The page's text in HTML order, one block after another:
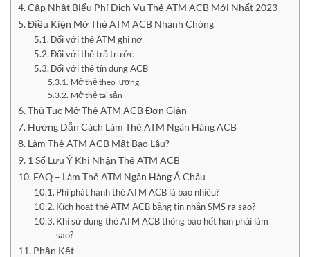
Cập Nhật Biểu Phí Dịch Vụ Thẻ ATM ACB Mới Nhất 2023
Điều Kiện Mở Thẻ ATM ACB Nhanh Chóng
Đối với thẻ ATM ghi nợ
Đối với thẻ trả trước
Đối với thẻ tín dụng ACB
Mở thẻ theo lương
Mở thẻ tài sản
Thủ Tục Mở Thẻ ATM ACB Đơn Giản
Hướng Dẫn Cách Làm Thẻ ATM Ngân Hàng ACB
Làm Thẻ ATM ACB Mất Bao Lâu?
1 Số Lưu Ý Khi Nhận Thẻ ATM ACB
FAQ – Làm Thẻ ATM Ngân Hàng Á Châu
Phí phát hành thẻ ATM ACB là bao nhiêu?
Kích hoạt thẻ ATM ACB bằng tin nhắn SMS ra sao?
Khi sử dụng thẻ ATM ACB thông báo hết hạn phải làm
sao?
Phần Kết